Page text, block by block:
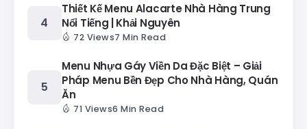
Thiết Kế Menu Alacarte Nhà Hàng Trung
Nổi Tiếng | Khải Nguyên
72 Views7 Min Read
Menu Nhựa Gáy Viền Da Đặc Biệt – Giải
Pháp Menu Bền Đẹp Cho Nhà Hàng, Quán
Ăn
71 Views6 Min Read